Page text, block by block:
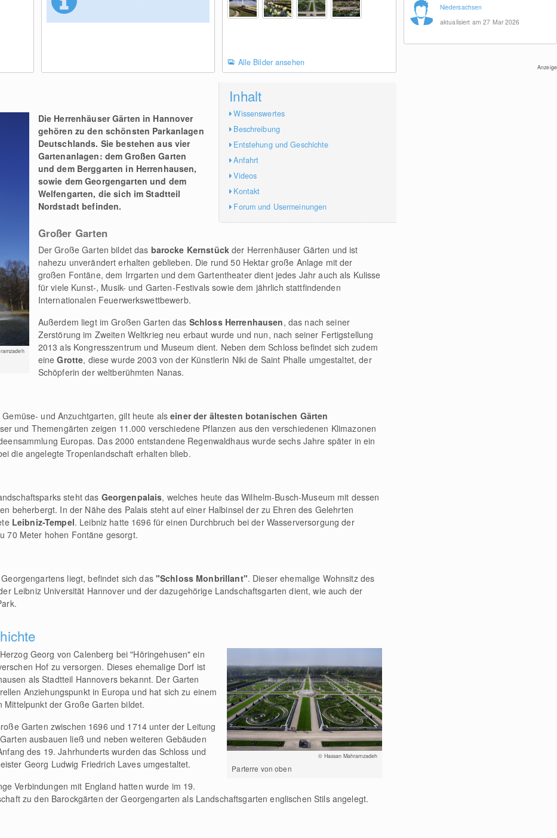
Niedersachsen
aktualisiert am 27 Mar 2026
Anzeige
Alle Bilder ansehen
Inhalt
Wissenswertes
Beschreibung
Entstehung und Geschichte
Anfahrt
Videos
Kontakt
Forum und Usermeinungen
Die Herrenhäuser Gärten in Hannover
gehören zu den schönsten Parkanlagen
Deutschlands. Sie bestehen aus vier
Gartenanlagen: dem Großen Garten
und dem Berggarten in Herrenhausen,
sowie dem Georgengarten und dem
Welfengarten, die sich im Stadtteil
Nordstadt befinden.
Großer Garten
Der Große Garten bildet das barocke Kernstück der Herrenhäuser Gärten und ist
nahezu unverändert erhalten geblieben. Die rund 50 Hektar große Anlage mit der
großen Fontäne, dem Irrgarten und dem Gartentheater dient jedes Jahr auch als Kulisse
für viele Kunst-, Musik- und Garten-Festivals sowie dem jährlich stattfindenden
Internationalen Feuerwerkswettbewerb.
Außerdem liegt im Großen Garten das Schloss Herrenhausen, das nach seiner
Zerstörung im Zweiten Weltkrieg neu erbaut wurde und nun, nach seiner Fertigstellung
2013 als Kongresszentrum und Museum dient. Neben dem Schloss befindet sich zudem
eineGrotte, diese wurde 2003 von der Künstlerin Niki de Saint Phalle umgestaltet, der
Schöpferin der weltberühmten Nanas.
und Anzuchtgarten, gilt heute alseiner der ältesten botanischen Gärten
und Themengärten zeigen 11.000 verschiedene Pflanzen aus den verschiedenen Klimazonen
Europas. Das 2000 entstandene Regenwaldhaus wurde sechs Jahre später in ein
die angelegte Tropenlandschaft erhalten blieb.
steht das Georgenpalais, welches heute das Wilhelm-Busch-Museum mit dessen
beherbergt. In der Nähe des Palais steht auf einer Halbinsel der zu Ehren des Gelehrten
Leibniz-Tempel. Leibniz hatte 1696 für einen Durchbruch bei der Wasserversorgung der
70 Meter hohen Fontäne gesorgt.
liegt, befindet sich das "Schloss Monbrillant". Dieser ehemalige Wohnsitz des
Leibniz Universität Hannover und der dazugehörige Landschaftsgarten dient, wie auch der
© Hassan Mahramzadeh
Parterre von oben
Georg von Calenberg bei "Höringehusen" ein
Hof zu versorgen. Dieses ehemalige Dorf ist
als Stadtteil Hannovers bekannt. Der Garten
Anziehungspunkt in Europa und hat sich zu einem
Mittelpunkt der Große Garten bildet.
Garten zwischen 1696 und 1714 unter der Leitung
ausbauen ließ und neben weiteren Gebäuden
des 19. Jahrhunderts wurden das Schloss und
Georg Ludwig Friedrich Laves umgestaltet.
Verbindungen mit England hatten wurde im 19.
zu den Barockgärten der Georgengarten als Landschaftsgarten englischen Stils angelegt.